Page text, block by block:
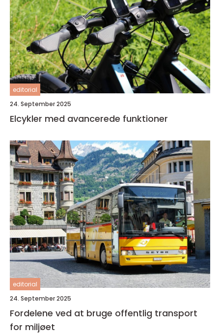
editorial
24. September 2025
Elcykler med avancerede funktioner
editorial
24. September 2025
Fordelene ved at bruge offentlig transport
for miljøet